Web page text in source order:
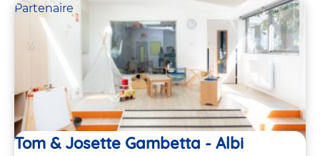
Partenaire
Tom & Josette Gambetta - Albi